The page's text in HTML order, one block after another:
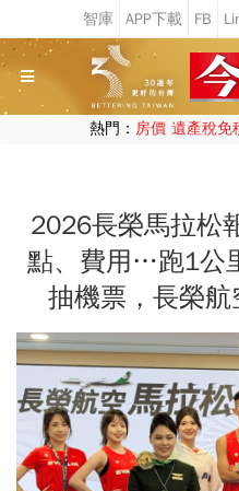
熱門： 房價 遺產稅免
2026長榮馬拉松
點、費用…跑1公
抽機票，長榮